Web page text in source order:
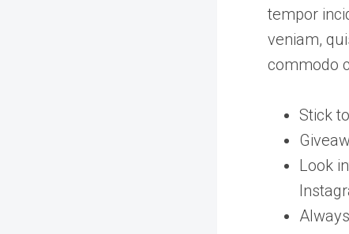
tempor
veniam,
commodo
Stick
Look